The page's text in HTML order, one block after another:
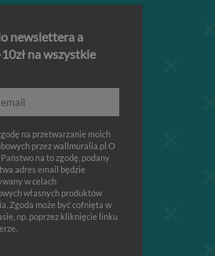
newslettera a
na wszystkie
na przetwarzanie moich
przez wallmuralia.pl O
na to zgodę, podany
adres email będzie
w celach
własnych produktów
Zgoda może być cofnięta w
np. poprzez kliknięcie linku